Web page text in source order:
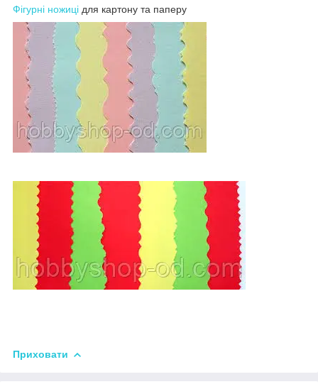
Фігурні ножиці для картону та паперу
Приховати